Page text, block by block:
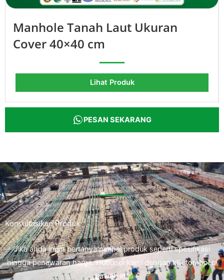
Manhole Tanah Laut Ukuran
Cover 40×40 cm
Lihat Produk
PESAN SEKARANG
Konsultasikan Produk
Jika anda ingin bertanya perihal produk seperti spesifikasi
hingga penawaran harga. Hubungi kami dengan klik tombol di
bawah ini.